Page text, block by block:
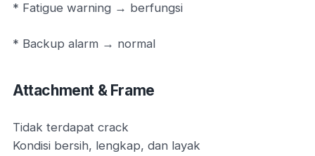
* Fatigue warning → berfungsi
* Backup alarm → normal
Attachment & Frame
Tidak terdapat crack
Kondisi bersih, lengkap, dan layak